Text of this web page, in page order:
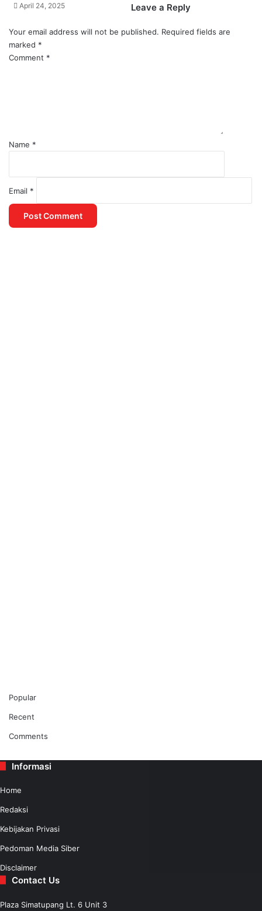
April 24, 2025 Leave a Reply
Your email address will not be published. Required fields are
marked *
Comment *
Name *
Email *
Popular
Recent
Comments
Informasi
Home
Redaksi
Kebijakan Privasi
Pedoman Media Siber
Disclaimer
Contact Us
Plaza Simatupang Lt. 6 Unit 3